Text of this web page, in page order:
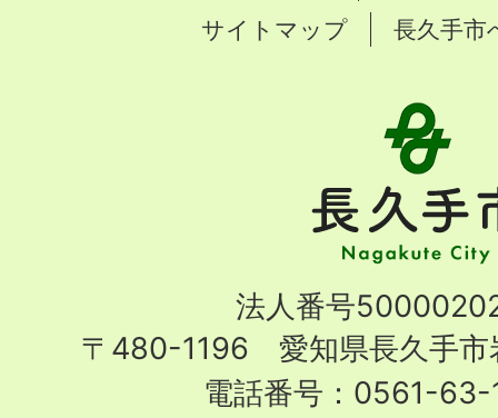
サイトマップ
長久手市
手
市
City
法人番号
〒480-1196 愛知県長久手市
電話番号：0561-63-